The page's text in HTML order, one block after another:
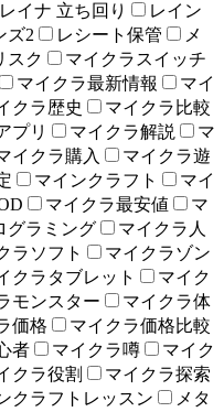
レイナ 立ち回り
レイン
ズ2 レシート保管
メ
スク
マイクラスイッチ
マイクラ最新情報
マイ
クラ歴史
マイクラ比較
プリ マイクラ解説
マ
イクラ購入
マイクラ遊
マインクラフト
マイ
マイクラ最安値
マ
グラミング
マイクラ人
ラソフト
マイクラゾン
クラタブレット
マイク
モンスター
マイクラ体
価格
マイクラ価格比較
者 マイクラ噂
マイク
クラ役割
マイクラ探索
クラフトレッスン
メタ